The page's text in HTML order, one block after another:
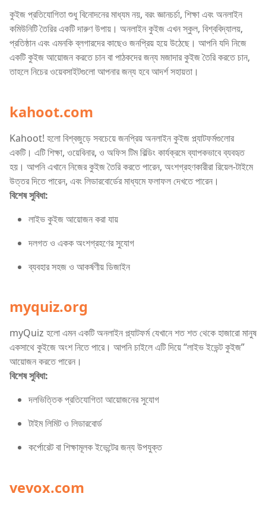
কুইজ প্রতিযোগিতা শুধু বিনোদনের মাধ্যম নয়, বরং জ্ঞানচর্চা, শিক্ষা এবং অনলাইন
কমিউনিটি তৈরির একটি দারুণ উপায়। অনলাইন কুইজ এখন স্কুল, বিশ্ববিদ্যালয়,
প্রতিষ্ঠান এবং এমনকি ব্লগারদের কাছেও জনপ্রিয় হয়ে উঠেছে। আপনি যদি নিজে
একটি কুইজ আয়োজন করতে চান বা পাঠকদের জন্য মজাদার কুইজ তৈরি করতে চান,
তাহলে নিচের ওয়েবসাইটগুলো আপনার জন্য হবে আদর্শ সহায়তা।
kahoot.com
Kahoot! হলো বিশ্বজুড়ে সবচেয়ে জনপ্রিয় অনলাইন কুইজ প্ল্যাটফর্মগুলোর
একটি। এটি শিক্ষা, ওয়েবিনার, ও অফিস টিম বিল্ডিং কার্যক্রমে ব্যাপকভাবে ব্যবহৃত
হয়। আপনি এখানে নিজের কুইজ তৈরি করতে পারেন, অংশগ্রহণকারীরা রিয়েল-টাইমে
উত্তর দিতে পারেন, এবং লিডারবোর্ডের মাধ্যমে ফলাফল দেখতে পারেন।
বিশেষ সুবিধা:
লাইভ কুইজ আয়োজন করা যায়
দলগত ও একক অংশগ্রহণের সুযোগ
ব্যবহার সহজ ও আকর্ষণীয় ডিজাইন
myquiz.org
myQuiz হলো এমন একটি অনলাইন প্ল্যাটফর্ম যেখানে শত শত থেকে হাজারো মানুষ
একসাথে কুইজে অংশ নিতে পারে। আপনি চাইলে এটি দিয়ে “লাইভ ইভেন্ট কুইজ”
আয়োজন করতে পারেন।
বিশেষ সুবিধা:
দলভিত্তিক প্রতিযোগিতা আয়োজনের সুযোগ
টাইম লিমিট ও লিডারবোর্ড
কর্পোরেট বা শিক্ষামূলক ইভেন্টের জন্য উপযুক্ত
vevox.com